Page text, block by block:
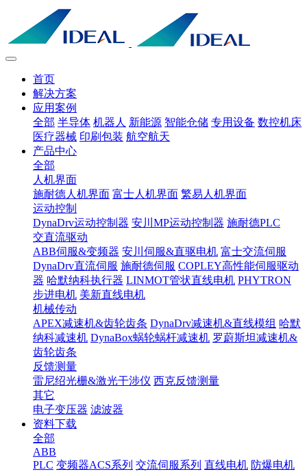
首页
解决方案
应用案例
全部 半导体 机器人 新能源 智能仓储 专用设备 数控机床
医疗器械 印刷包装 航空航天
产品中心
全部
人机界面
施耐德人机界面 富士人机界面 繁易人机界面
运动控制
DynaDrv运动控制器 安川MP运动控制器 施耐德PLC
交直流驱动
ABB伺服&变频器 安川伺服&直驱电机 富士交流伺服
DynaDrv直流伺服 施耐德伺服 COPLEY高性能伺服驱动
器 哈默纳科执行器 LINMOT管状直线电机 PHYTRON
步进电机 美新直线电机
机械传动
APEX减速机&齿轮齿条 DynaDrv减速机&直线模组 哈默
纳科减速机 DynaBox蜗轮蜗杆减速机 罗蔚斯坦减速机&
齿轮齿条
反馈测量
雷尼绍光栅&激光干涉仪 西克反馈测量
其它
电子变压器 滤波器
资料下载
全部
ABB
PLC 变频器ACS系列 交流伺服系列 直线电机 防爆电机